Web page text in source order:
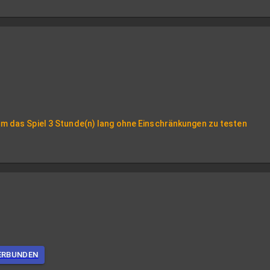
das Spiel 3 Stunde(n) lang ohne Einschränkungen zu testen